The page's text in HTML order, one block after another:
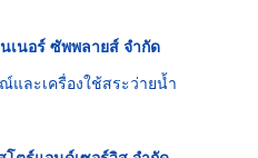
เนอร์ ซัพพลายส์ จำกัด
และเครื่องใช้สระว่ายน้ำ